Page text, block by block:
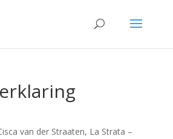
van der Straaten, La Strata –